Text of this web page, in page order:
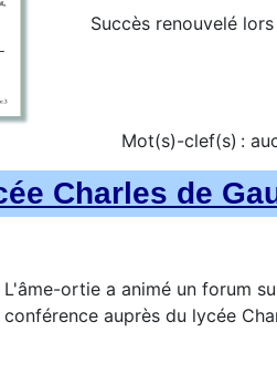
Succès renouvelé
Mot(s)-clef(s) :
Charles de
L'âme-ortie a animé un forum
conférence auprès du lycée